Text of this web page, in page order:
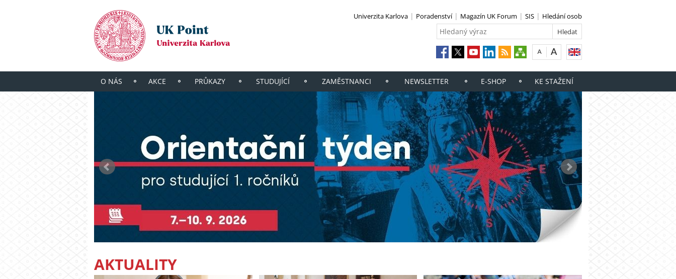
Univerzita Karlova Poradenství Magazín UK Forum SIS Hledání osob
O NÁS AKCE PRŮKAZY STUDUJÍCÍ ZAMĚSTNANCI NEWSLETTER E-SHOP KE STAŽENÍ
AKTUALITY